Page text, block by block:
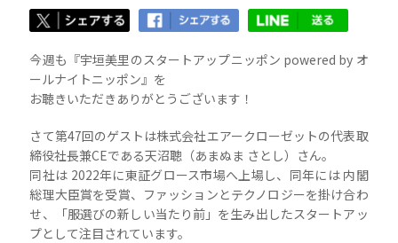
今週も『宇垣美里のスタートアップニッポン powered by オ
ールナイトニッポン』を
お聴きいただきありがとうございます！
さて第47回のゲストは株式会社エアークローゼットの代表取
締役社長兼CEである天沼聰（あまぬま さとし）さん。
同社は 2022年に東証グロース市場へ上場し、同年には 内閣
総理大臣賞を受賞、ファッションとテクノロジーを掛け合わ
せ、「服選びの新しい当たり前」を生み出したスタートアッ
プとして注目されています。